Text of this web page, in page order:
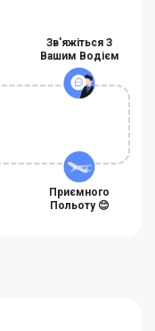
Зв'яжіться З
Вашим Водієм
Приємного
Польоту 😊